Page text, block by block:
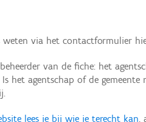
via het contactformulier
van de fiche: het
het agentschap of de
lees je bij wie je terecht kan,